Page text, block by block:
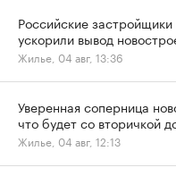
Российские
ускорили вывод
Жилье, 04 авг, 13:36
Уверенная соперница
что будет со вторичкой
Жилье, 04 авг, 12:13